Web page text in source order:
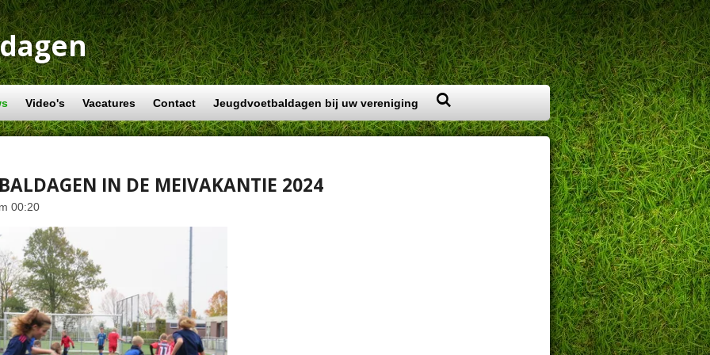
Video's Vacatures Contact Jeugdvoetbaldagen bij uw vereniging
IN DE MEIVAKANTIE 2024
00:20